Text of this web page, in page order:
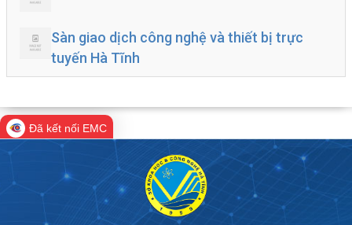
Sàn giao dịch công nghệ và thiết bị trực
tuyến Hà Tĩnh
Đã kết nối EMC